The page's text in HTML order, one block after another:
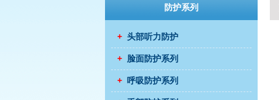
防护系列
+ 头部听力防护
+ 脸面防护系列
+ 呼吸防护系列